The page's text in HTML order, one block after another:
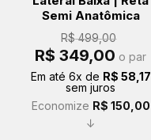
Semi Anatômica
R$499,00
O
preço
era:
R$ 499,00.
R$ 349,00 preço
é:
o par
Em até 6x de R$ 58,17
sem juros
Economize R$ 150,00
↓